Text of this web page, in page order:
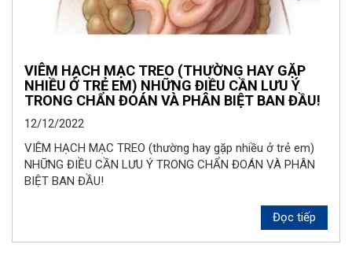
VIÊM HẠCH MẠC TREO (THƯỜNG HAY GẶP
NHIỀU Ở TRẺ EM) NHỮNG ĐIỀU CẦN LƯU Ý
TRONG CHẨN ĐOÁN VÀ PHÂN BIỆT BAN ĐẦU!
12/12/2022
VIÊM HẠCH MẠC TREO (thường hay gặp nhiều ở trẻ em)
NHỮNG ĐIỀU CẦN LƯU Ý TRONG CHẨN ĐOÁN VÀ PHÂN
BIỆT BAN ĐẦU!
Đọc tiếp